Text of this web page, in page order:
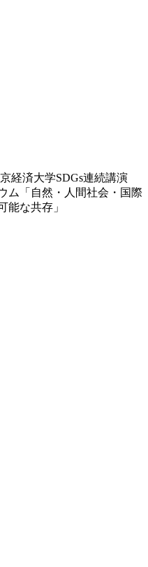
京経済大学SDGs連続講演
ム「自然・人間社会・国際
能な共存」